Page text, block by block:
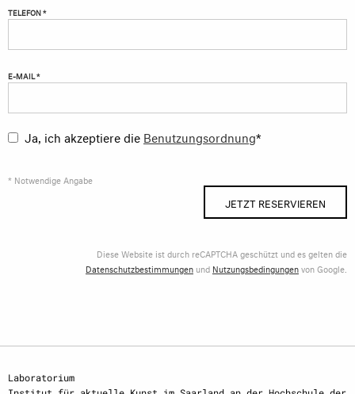
TELEFON *
E-MAIL *
Ja, ich akzeptiere die Benutzungsordnung*
* Notwendige Angabe
JETZT RESERVIEREN
Diese Website ist durch reCAPTCHA geschützt und es gelten die
Datenschutzbestimmungen und Nutzungsbedingungenvon Google.
Laboratorium